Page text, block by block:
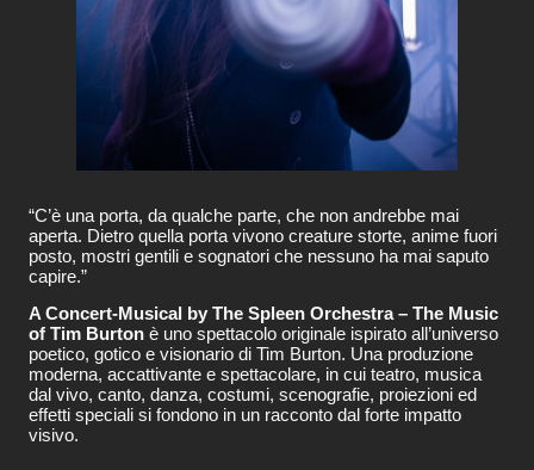
“C’è una porta, da qualche parte, che non andrebbe mai
aperta. Dietro quella porta vivono creature storte, anime fuori
posto, mostri gentili e sognatori che nessuno ha mai saputo
capire.”
A Concert-Musical by The Spleen Orchestra – The Music
of Tim Burton è uno spettacolo originale ispirato all’universo
poetico, gotico e visionario di Tim Burton. Una produzione
moderna, accattivante e spettacolare, in cui teatro, musica
dal vivo, canto, danza, costumi, scenografie, proiezioni ed
effetti speciali si fondono in un racconto dal forte impatto
visivo.